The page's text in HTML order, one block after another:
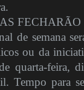
FECHARÃO
de semana
ou da
quarta-feira,
Tempo para